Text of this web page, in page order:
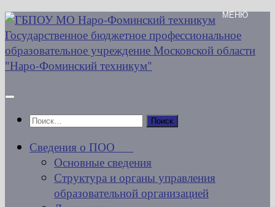
Перейти
к
содержимому
Найти:
Сведения о ПОО
Основные сведения
Структура и органы управления
образовательной организацией